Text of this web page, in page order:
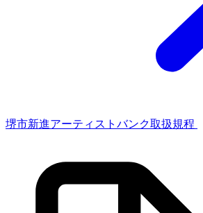
堺市新進アーティストバンク取扱規程